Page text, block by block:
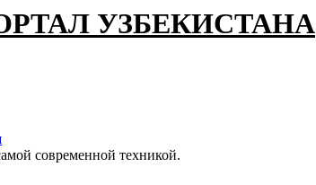
УЗБЕКИСТАНА
современной техникой.